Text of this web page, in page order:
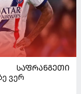
ᲡᲐᲤᲠᲐᲜᲒᲔᲗᲘ
ვერ